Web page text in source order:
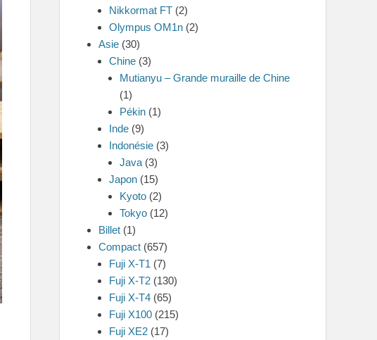
Nikkormat FT (2)
Olympus OM1n (2)
Asie (30)
Chine (3)
Mutianyu – Grande muraille de Chine
(1)
Pékin (1)
Inde (9)
Indonésie (3)
Java (3)
Japon (15)
Kyoto (2)
Tokyo (12)
Billet (1)
Compact (657)
Fuji X-T1 (7)
Fuji X-T2 (130)
Fuji X-T4 (65)
Fuji X100 (215)
Fuji XE2 (17)